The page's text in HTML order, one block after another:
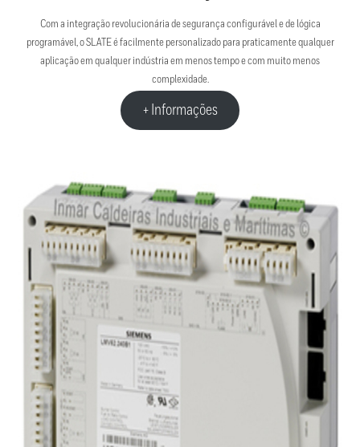
Com a integração revolucionária de segurança configurável e de lógica
programável, o SLATE é facilmente personalizado para praticamente qualquer
aplicação em qualquer indústria em menos tempo e com muito menos
complexidade.
+ Informações